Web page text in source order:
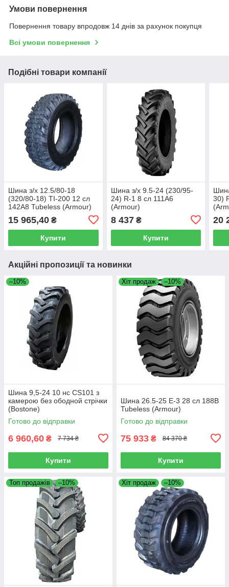
Умови повернення
Повернення товару впродовж 14 днів за рахунок покупця
Всі умови повернення
Подібні товари компанії
Шина з/х 12.5/80-18
(320/80-18) TI-200 12 сл
142A8 Tubeless (Armour)
15 965,40 ₴
Купити
Шина з/х 9.5-24 (230/95-
24) R-1 8 сл 111A6
(Armour)
8 437₴
Купити
30)
20
Акційні пропозиції та новинки
–10%
Шина 9,5-24 10 нс CS101 з
камерою без ободной стрічки
(Bostone)
Готово до відправки
6 960,60 ₴ 7 734 ₴
Купити
Хіт продаж –10%
Шина 26.5-25 E-3 28 сл 188B
Tubeless (Armour)
Готово до відправки
75 933 ₴ 84 370 ₴
Купити
Топ продажів –10% Хіт продаж –10%